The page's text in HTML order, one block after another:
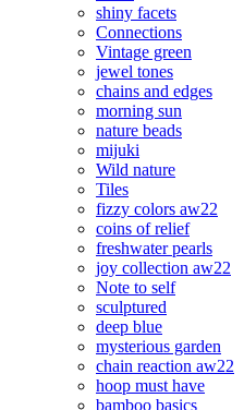
shiny facets
Connections
Vintage green
jewel tones
chains and edges
morning sun
nature beads
mijuki
Wild nature
Tiles
fizzy colors aw22
coins of relief
freshwater pearls
joy collection aw22
Note to self
sculptured
deep blue
mysterious garden
chain reaction aw22
hoop must have
bamboo basics